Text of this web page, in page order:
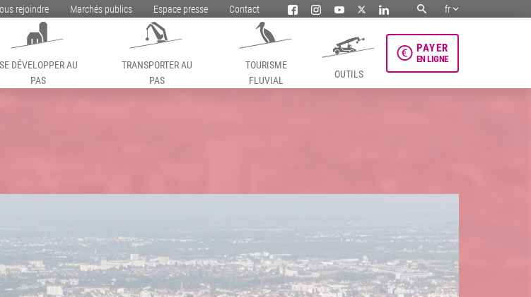
rejoindre Marchés publics Espace presse Contact fr
SE DÉVELOPPER AU
PAS
TRANSPORTER AU
PAS
TOURISME
FLUVIAL
OUTILS
PAYER
EN LIGNE